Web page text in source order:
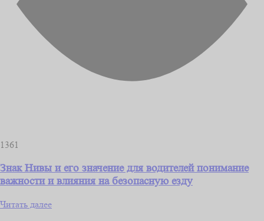
1361
Знак Нивы и его значение для водителей понимание
важности и влияния на безопасную езду
Читать далее